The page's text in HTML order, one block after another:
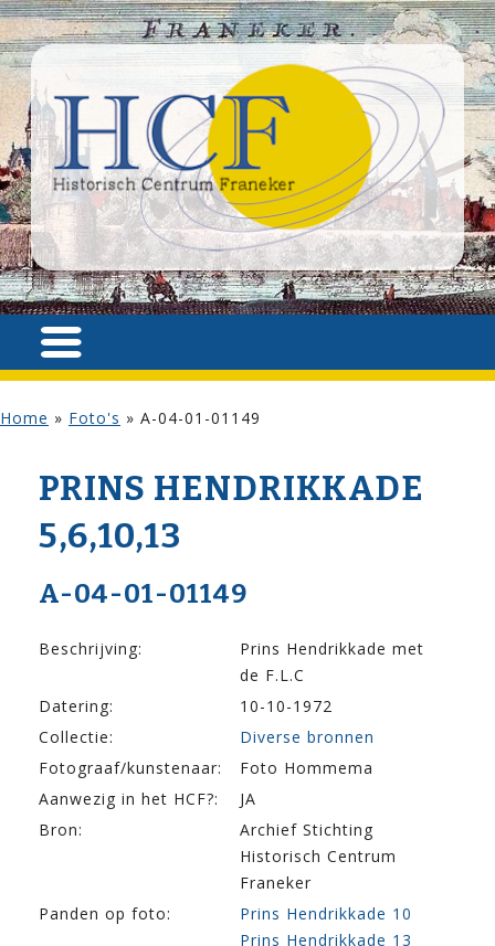
Home » Foto's » A-04-01-01149
PRINS HENDRIKKADE
5,6,10,13
A-04-01-01149
Beschrijving:
Prins Hendrikkade met
de F.L.C
Datering:
10-10-1972
Collectie:
Diverse bronnen
Fotograaf/kunstenaar:
Foto Hommema
Aanwezig in het HCF?:
JA
Bron:
Archief Stichting
Historisch Centrum
Franeker
Panden op foto:
Prins Hendrikkade 10
Prins Hendrikkade 13